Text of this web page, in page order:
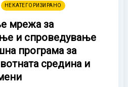
НЕКАТЕГОРИЗИРАНО
мрежа за
и спроведување
програма за
средина и